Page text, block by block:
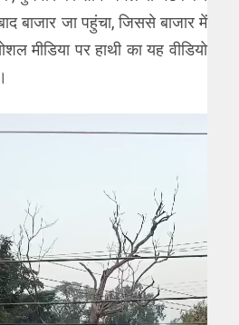
बाजार जा पहुंचा, जिससे बाजार में
मीडिया पर हाथी का यह वीडियो